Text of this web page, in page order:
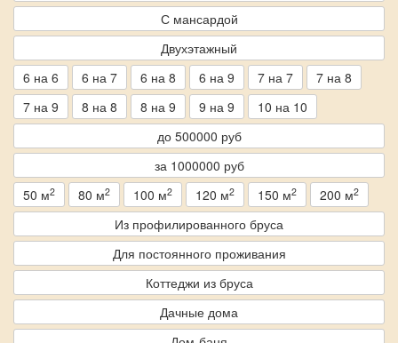
С мансардой
Двухэтажный
6 на 6
6 на 7 6 на 8 6 на 9 7 на 7
7 на 8
7 на 9
8 на 8 8 на 9 9 на 9
10 на 10
до 500000 руб
за 1000000 руб
50 м2 80 м2 100 м2 120 м2 150 м2 200 м2
Из профилированного бруса
Для постоянного проживания
Коттеджи из бруса
Дачные дома